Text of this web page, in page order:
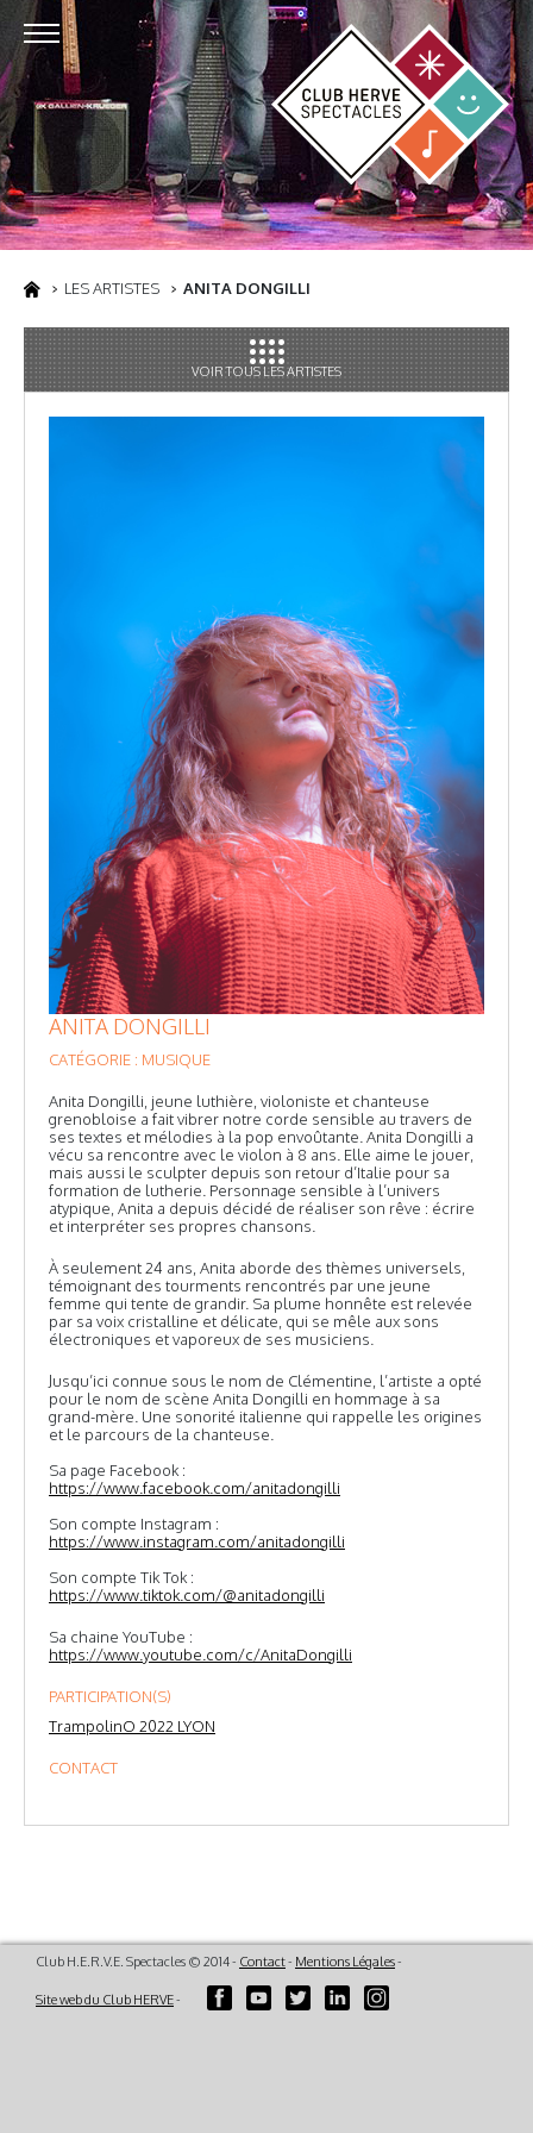
LES ARTISTES ANITA DONGILLI
VOIR TOUS LES ARTISTES
ANITA DONGILLI
CATÉGORIE : MUSIQUE
Anita Dongilli, jeune luthière, violoniste et chanteuse
grenobloise a fait vibrer notre corde sensible au travers de
ses textes et mélodies à la pop envoûtante. Anita Dongilli a
vécu sa rencontre avec le violon à 8 ans. Elle aime le jouer,
mais aussi le sculpter depuis son retour d’Italie pour sa
formation de lutherie. Personnage sensible à l’univers
atypique, Anita a depuis décidé de réaliser son rêve : écrire
et interpréter ses propres chansons.
À seulement 24 ans, Anita aborde des thèmes universels,
témoignant des tourments rencontrés par une jeune
femme qui tente de grandir. Sa plume honnête est relevée
par sa voix cristalline et délicate, qui se mêle aux sons
électroniques et vaporeux de ses musiciens.
Jusqu’ici connue sous le nom de Clémentine, l’artiste a opté
pour le nom de scène Anita Dongilli en hommage à sa
grand-mère. Une sonorité italienne qui rappelle les origines
et le parcours de la chanteuse.
Sa page Facebook :
https://www.facebook.com/anitadongilli
Son compte Instagram :
https://www.instagram.com/anitadongilli
Son compte Tik Tok :
https://www.tiktok.com/@anitadongilli
Sa chaine YouTube :
https://www.youtube.com/c/AnitaDongilli
PARTICIPATION(S)
TrampolinO 2022 LYON
CONTACT
Club H.E.R.V.E. Spectacles © 2014 - Contact- Mentions Légales-
Site web du Club HERVE-